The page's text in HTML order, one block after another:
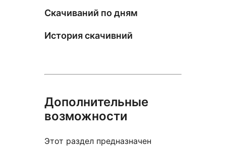
Скачиваний по дням
История скачивний
Дополнительные
возможности
Этот раздел предназначен